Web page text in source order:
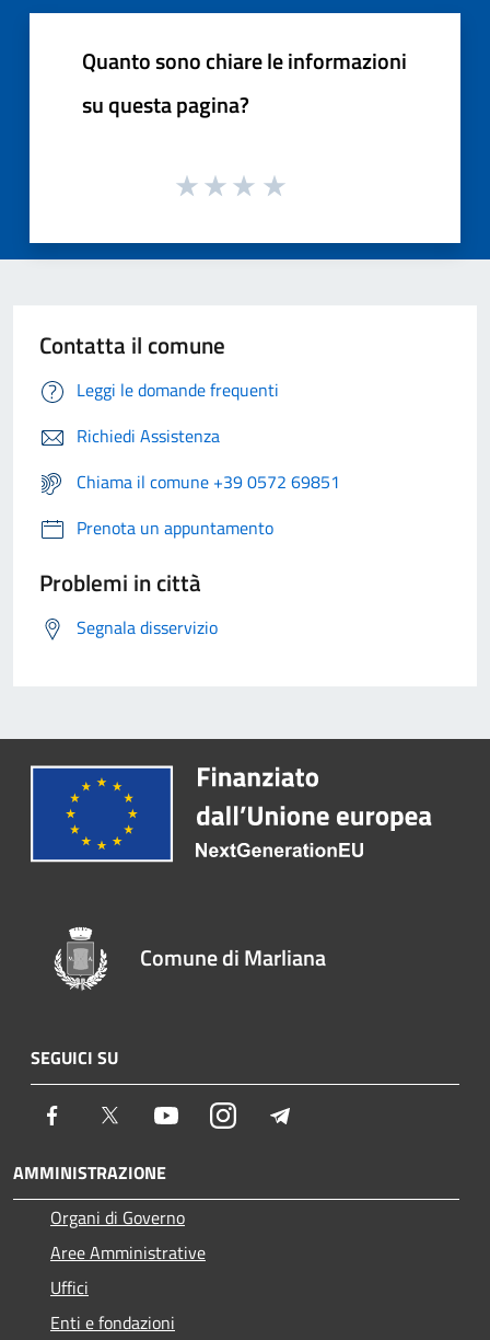
Quanto sono chiare le informazioni
su questa pagina?
Contatta il comune
Leggi le domande frequenti
Richiedi Assistenza
Chiama il comune +39 0572 69851
Prenota un appuntamento
Problemi in città
Segnala disservizio
Comune di Marliana
SEGUICI SU
Facebook Twitter YoutubeInstagram
AMMINISTRAZIONE
Organi di Governo
Aree Amministrative
Uffici
Enti e fondazioni